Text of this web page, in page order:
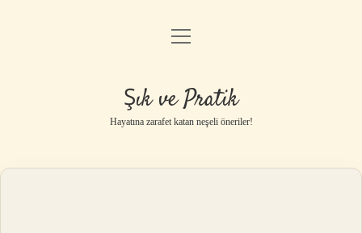
Anasayfa
Yasal Uyarı
menüyü
Şık ve Pratik
Hayatına zarafet katan neşeli öneriler!